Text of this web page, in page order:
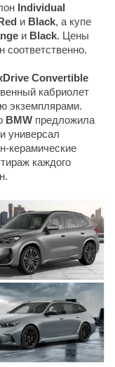
Individual
и Black, а купе
и Black. Цены
соответственно.
Convertible
кабриолет
экземплярами.
BMW предложила
универсал
керамические
каждого